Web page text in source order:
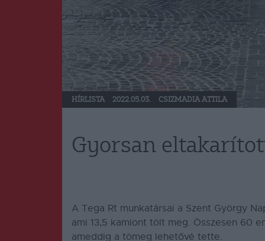
HÍRLISTA 2022.05.03. CSIZMADIA ATTILA
Gyorsan
A Tega Rt munkatársai a Szent György
ami 13,5 kamiont tölt meg. Összesen 60
ameddig a tömeg lehetővé tette.